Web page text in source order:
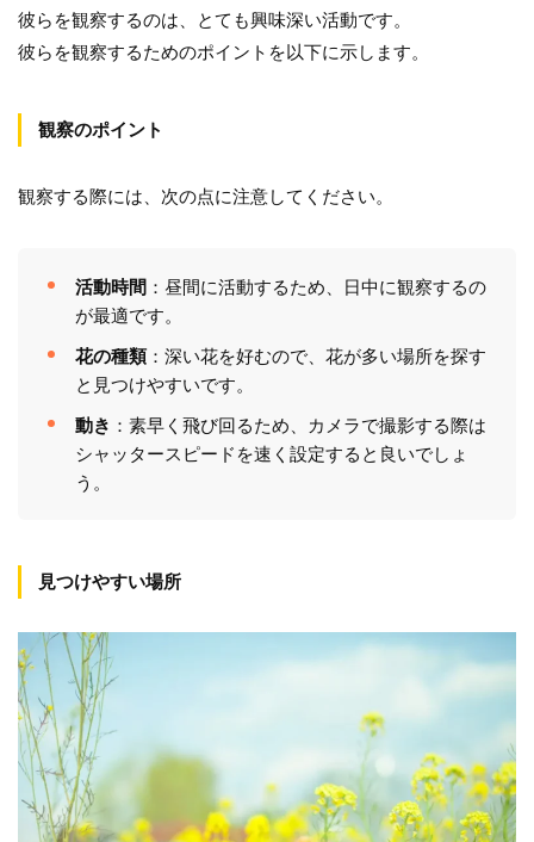
彼らを観察するのは、とても興味深い活動です。
彼らを観察するためのポイントを以下に示します。
観察のポイント
観察する際には、次の点に注意してください。
活動時間：昼間に活動するため、日中に観察するの
が最適です。
花の種類：深い花を好むので、花が多い場所を探す
と見つけやすいです。
動き ：素早く飛び回るため、カメラで撮影する際は
シャッタースピードを速く設定すると良いでしょ
う。
見つけやすい場所